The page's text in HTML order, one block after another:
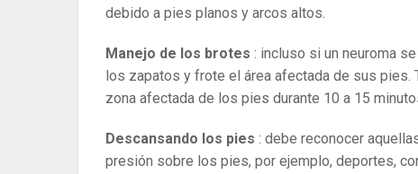
debido a pies planos y arcos altos.
Manejo de los brotes : incluso si un neuroma
los zapatos y frote el área afectada de sus
zona afectada de los pies durante 10 a 15
Descansando los pies : debe reconocer
presión sobre los pies, por ejemplo, deportes,